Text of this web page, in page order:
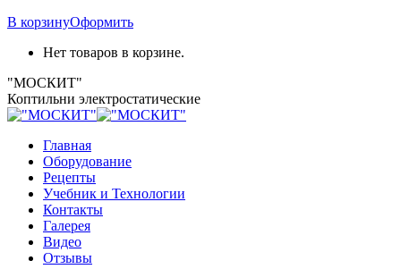
opens
new
opens
new
opens
new
В корзинуОформить
Нет товаров в корзине.
"МОСКИТ"
Коптильни электростатические
Главная
Оборудование
Рецепты
Учебник и Технологии
Контакты
Галерея
Видео
Отзывы